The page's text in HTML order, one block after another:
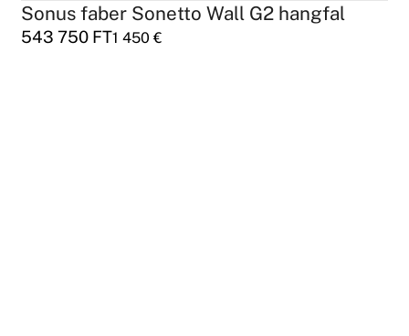
Sonus faber Sonetto Wall G2 hangfal
543 750 FT1 450€